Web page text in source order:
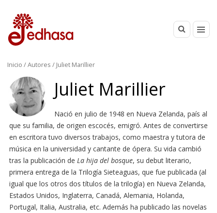
Inicio / Autores / Juliet Marillier
Juliet Marillier
Nació en julio de 1948 en Nueva Zelanda, país al
que su familia, de origen escocés, emigró. Antes de convertirse
en escritora tuvo diversos trabajos, como maestra y tutora de
música en la universidad y cantante de ópera. Su vida cambió
tras la publicación de La hija del bosque, su debut literario,
primera entrega de la Trilogía Sieteaguas, que fue publicada (al
igual que los otros dos títulos de la trilogía) en Nueva Zelanda,
Estados Unidos, Inglaterra, Canadá, Alemania, Holanda,
Portugal, Italia, Australia, etc. Además ha publicado las novelas